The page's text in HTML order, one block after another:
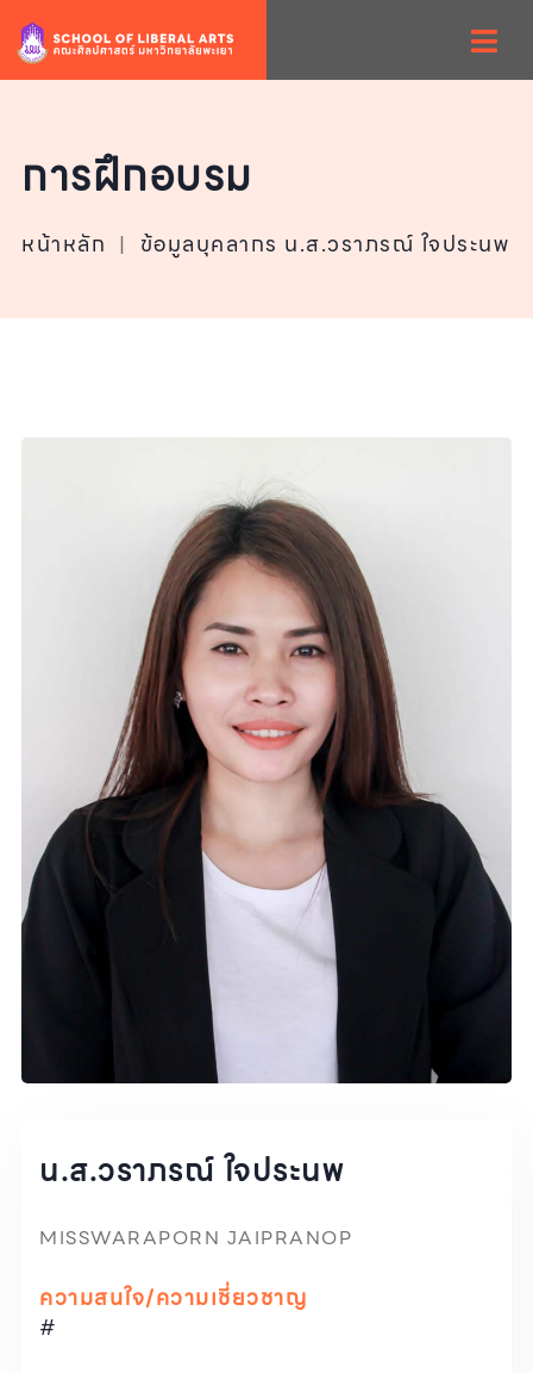
การฝึกอบรม
หน้าหลัก | ข้อมูลบุคลากร น.ส.วราภรณ์ ใจประนพ
น.ส.วราภรณ์ ใจประนพ
MISSWARAPORN JAIPRANOP
ความสนใจ/ความเชี่ยวชาญ
#